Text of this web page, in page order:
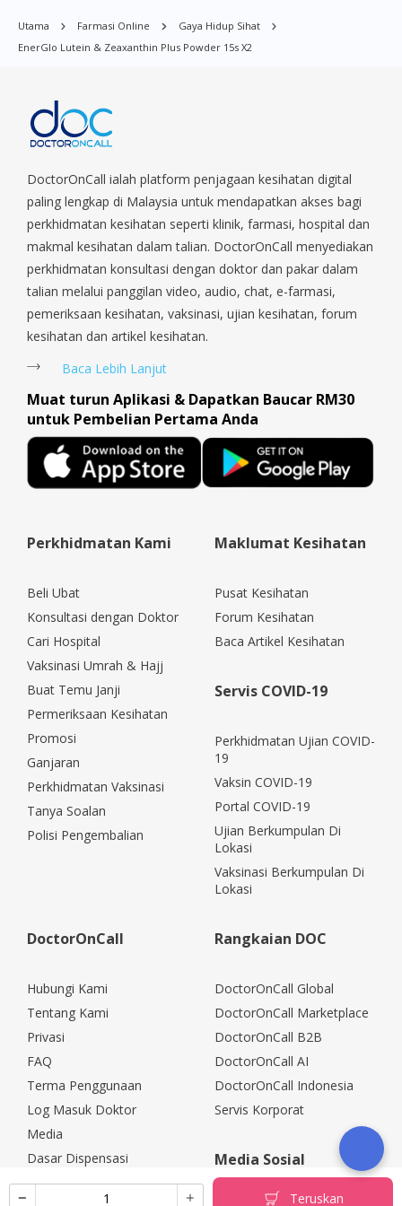
Teruskan
Clementi, Chinatown, Commonwealt, City Hall, Clarke Quay,
Changi Airport, Changi Village, Clementi Park, Dairy Farm,
Kallang/ Whampoa, Lim Chu Kang, Marine Parade, Marina,
Macpherson, Mandai, Newton, Novena, Orchard, Pasir Ris,
Rochor, River Valley, Sembawang, Sengkang, Serangoon,
Serangoon Rd, Seletar, Tampines, Toa Payoh, Tanjong Pagar,
Telok Blangah, Tanglin, Thomson, Tuas, Tengah, Upper East
Coast, Upper Bukit Timah, Upper Thomson, Woodlands, West
Coast, Yishun, Yio Chu Kang.
Utama Farmasi Online
Gaya Hidup Sihat
EnerGlo Lutein & Zeaxanthin Plus Powder 15s X2
DoctorOnCall ialah platform penjagaan kesihatan digital
paling lengkap di Malaysia untuk mendapatkan akses bagi
perkhidmatan kesihatan seperti klinik, farmasi, hospital dan
makmal kesihatan dalam talian. DoctorOnCall menyediakan
perkhidmatan konsultasi dengan doktor dan pakar dalam
talian melalui panggilan video, audio, chat, e-farmasi,
pemeriksaan kesihatan, vaksinasi, ujian kesihatan, forum
kesihatan dan artikel kesihatan.
Baca Lebih Lanjut
Muat turun Aplikasi & Dapatkan Baucar RM30
untuk Pembelian Pertama Anda
Perkhidmatan Kami
Beli Ubat
Konsultasi dengan Doktor
Cari Hospital
Vaksinasi Umrah & Hajj
Buat Temu Janji
Permeriksaan Kesihatan
Promosi
Ganjaran
Perkhidmatan Vaksinasi
Tanya Soalan
Polisi Pengembalian
Maklumat Kesihatan
Pusat Kesihatan
Forum Kesihatan
Baca Artikel Kesihatan
Servis COVID-19
Perkhidmatan Ujian COVID-
19
Vaksin COVID-19
Portal COVID-19
Ujian Berkumpulan Di
Lokasi
Vaksinasi Berkumpulan Di
Lokasi
DoctorOnCall
Hubungi Kami
Tentang Kami
Privasi
FAQ
Terma Penggunaan
Log Masuk Doktor
Media
Dasar Dispensasi
Kerjaya
Rangkaian DOC
DoctorOnCall Global
DoctorOnCall Marketplace
DoctorOnCall B2B
DoctorOnCall AI
DoctorOnCall Indonesia
Servis Korporat
Media Sosial